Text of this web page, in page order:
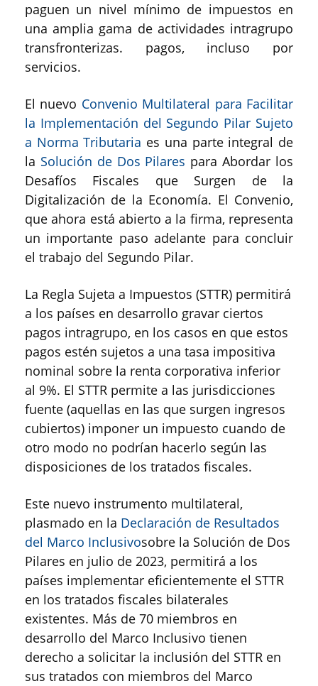
paguen un nivel mínimo de impuestos en
una amplia gama de actividades intragrupo
transfronterizas. pagos, incluso por
servicios.
El nuevo Convenio Multilateral para Facilitar
la Implementación del Segundo Pilar Sujeto
a Norma Tributaria es una parte integral de
la Solución de Dos Pilares para Abordar los
Desafíos Fiscales que Surgen de la
Digitalización de la Economía. El Convenio,
que ahora está abierto a la firma, representa
un importante paso adelante para concluir
el trabajo del Segundo Pilar.
La Regla Sujeta a Impuestos (STTR) permitirá
a los países en desarrollo gravar ciertos
pagos intragrupo, en los casos en que estos
pagos estén sujetos a una tasa impositiva
nominal sobre la renta corporativa inferior
al 9%. El STTR permite a las jurisdicciones
fuente (aquellas en las que surgen ingresos
cubiertos) imponer un impuesto cuando de
otro modo no podrían hacerlo según las
disposiciones de los tratados fiscales.
Este nuevo instrumento multilateral,
plasmado en la Declaración de Resultados
del Marco Inclusivosobre la Solución de Dos
Pilares en julio de 2023, permitirá a los
países implementar eficientemente el STTR
en los tratados fiscales bilaterales
existentes. Más de 70 miembros en
desarrollo del Marco Inclusivo tienen
derecho a solicitar la inclusión del STTR en
sus tratados con miembros del Marco